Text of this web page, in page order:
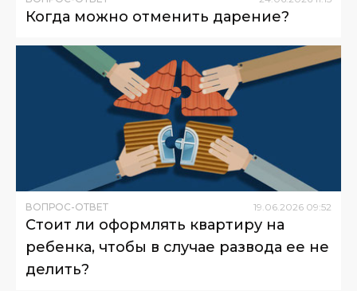
Когда можно отменить дарение?
ВОПРОС-ОТВЕТ 19.06.2026 09:52
Стоит ли оформлять квартиру на
ребенка, чтобы в случае развода ее не
делить?